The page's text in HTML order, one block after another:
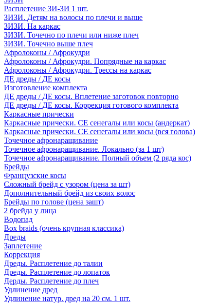
Расплетение ЗИ-ЗИ 1 шт.
ЗИЗИ. Детям на волосы по плечи и выше
ЗИЗИ. На каркас
ЗИЗИ. Точечно по плечи или ниже плеч
ЗИЗИ. Точечно выше плеч
Афролоконы / Афрокудри
Афролоконы / Афрокудри. Попрядные на каркас
Афролоконы / Афрокудри. Трессы на каркас
ДЕ дреды / ДЕ косы
Изготовление комплекта
ДЕ дреды / ДЕ косы. Вплетение заготовок повторно
ДЕ дреды / ДЕ косы. Коррекция готового комплекта
Каркасные прически
Каркасные прически. СЕ сенегалы или косы (андеркат)
Каркасные прически. СЕ сенегалы или косы (вся голова)
Точечное афронаращивание
Точечное афронаращивание. Локально (за 1 шт)
Точечное афронаращивание. Полный объем (2 ряда кос)
Брейды
Французские косы
Сложный брейд с узором (цена за шт)
Дополнительный брейд из своих волос
Брейды по голове (цена зашт)
2 брейда у лица
Водопад
Box braids (очень крупная классика)
Дреды
Заплетение
Коррекция
Дреды. Расплетение до талии
Дреды. Расплетение до лопаток
Дерды. Расплетение до плеч
Удлинение дред
Удлинение натур. дред на 20 см. 1 шт.